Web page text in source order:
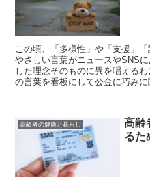
この頃、「多様性」や「支援」
やさしい言葉がニュースやSNS
した理念そのものに異を唱える
の言葉を看板にして公金に巧みに
高齢者の健康と暮らし
高齢
るた